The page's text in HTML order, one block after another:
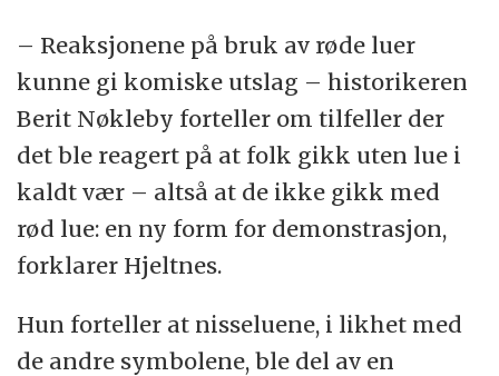
– Reaksjonene på bruk av røde luer
kunne gi komiske utslag – historikeren
Berit Nøkleby forteller om tilfeller der
det ble reagert på at folk gikk uten lue i
kaldt vær – altså at de ikke gikk med
rød lue: en ny form for demonstrasjon,
forklarer Hjeltnes.
Hun forteller at nisseluene, i likhet med
de andre symbolene, ble del av en